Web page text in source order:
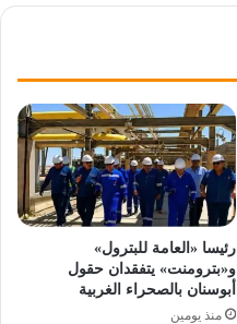
رئيسا «العامة للبترول»
و«بترومنت» يتفقدان حقول
أبوسنان بالصحراء الغربية
منذ يومين